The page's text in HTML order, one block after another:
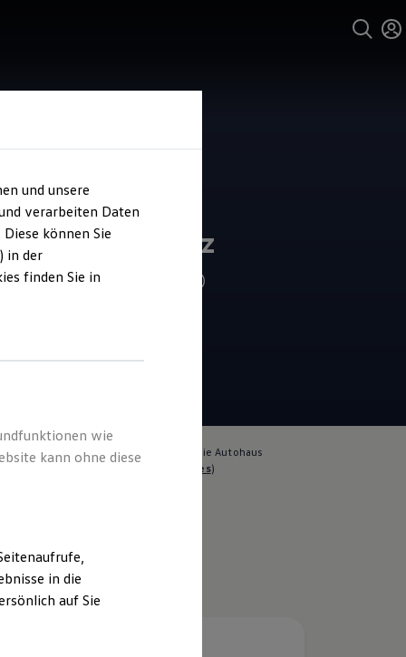
Buchholz
4.9| 251 Bewertungen
für die Inhalte auf dieser Seite ist die Autohaus
Impressum & Rechtliches)
und unsere
verarbeiten Daten
können Sie
in der
finden Sie in
wie
kann ohne diese
in die
auf Sie